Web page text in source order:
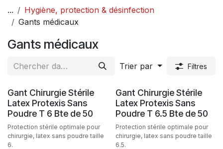
...
Hygiène, protection & désinfection
Gants médicaux
Gants médicaux
Trier par Filtres
Gant Chirurgie Stérile
Latex Protexis Sans
Poudre T 6 Bte de 50
Protection stérile optimale pour
chirurgie, latex sans poudre taille
6.
Gant Chirurgie Stérile
Latex Protexis Sans
Poudre T 6.5 Bte de 50
Protection stérile optimale pour
chirurgie, latex sans poudre taille
6.5.